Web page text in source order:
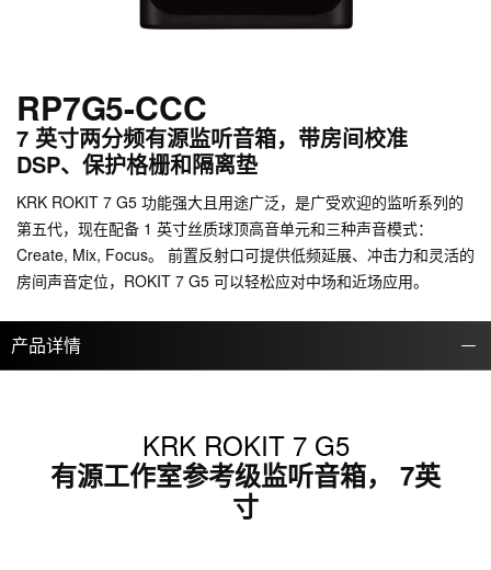
RP7G5-CCC
7 英寸两分频有源监听音箱，带房间校准
DSP、保护格栅和隔离垫
KRK ROKIT 7 G5 功能强大且用途广泛，是广受欢迎的监听系列的
第五代，现在配备 1 英寸丝质球顶高音单元和三种声音模式：
Create, Mix, Focus。 前置反射口可提供低频延展、冲击力和灵活的
房间声音定位，ROKIT 7 G5 可以轻松应对中场和近场应用。
产品详情
KRK ROKIT 7 G5
有源工作室参考级监听音箱， 7英
寸